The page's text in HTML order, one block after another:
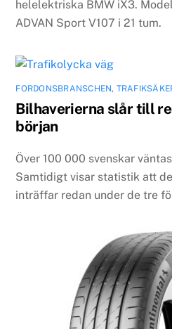
helelektriska BMW iX3.
ADVAN Sport V107 i 21 tum.
FORDONSBRANSCHEN,
Bilhaverierna slår till
början
Över 100 000 svenskar
Samtidigt visar statistik att
inträffar redan under de tre